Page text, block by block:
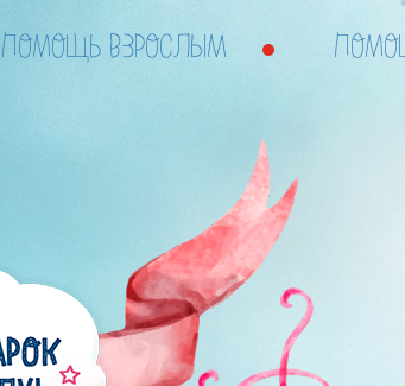
ПОМОЩЬ ВЗРОСЛЫМ